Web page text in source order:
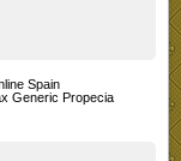
Spain
Generic Propecia